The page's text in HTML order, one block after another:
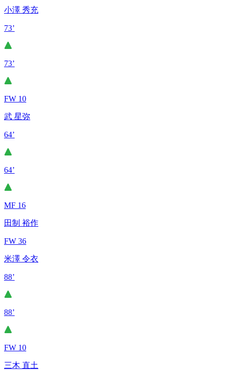
小澤 秀充
73’
73’
FW 10
武 星弥
64’
64’
MF 16
田制 裕作
FW 36
米澤 令衣
88’
88’
FW 10
三木 直土